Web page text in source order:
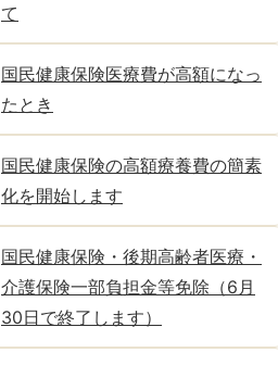
て
国民健康保険医療費が高額になっ
たとき
国民健康保険の高額療養費の簡素
化を開始します
国民健康保険・後期高齢者医療・
介護保険一部負担金等免除（6月
30日で終了します）